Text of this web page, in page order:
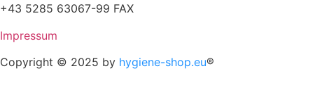
+43 5285 63067-99 FAX
Impressum
Copyright © 2025 by hygiene-shop.eu®